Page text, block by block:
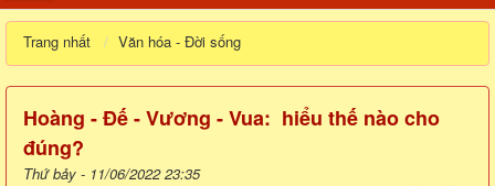
Trang nhất Văn hóa - Đời sống
Hoàng - Đế - Vương - Vua: hiểu thế nào cho
đúng?
Thứ bảy - 11/06/2022 23:35